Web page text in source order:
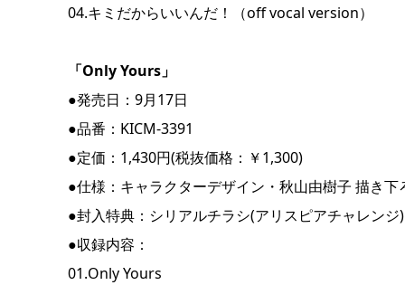
04.キミだからいいんだ！（off vocal version）
「Only Yours」
●発売日：9月17日
●品番：KICM-3391
●定価：1,430円(税抜価格：￥1,300)
●仕様：キャラクターデザイン・秋山由樹子 描き下
●封入特典：シリアルチラシ(アリスピアチャレンジ)
●収録内容：
01.Only Yours